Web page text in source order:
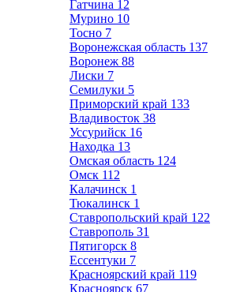
Гатчина 12
Мурино 10
Тосно 7
Воронежская область 137
Воронеж 88
Лиски 7
Семилуки 5
Приморский край 133
Владивосток 38
Уссурийск 16
Находка 13
Омская область 124
Омск 112
Калачинск 1
Тюкалинск 1
Ставропольский край 122
Ставрополь 31
Пятигорск 8
Ессентуки 7
Красноярский край 119
Красноярск 67